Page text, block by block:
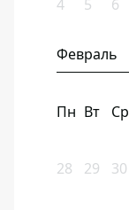
4 5 6
Февраль
Пн Вт Ср
28 29 30